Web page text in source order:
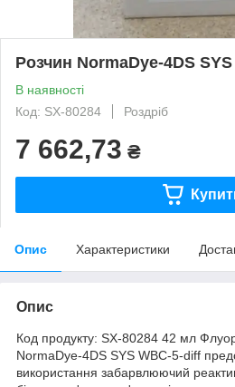
Розчин NormaDye-4DS SYS
В наявності
Код: SX-80284
Роздріб
7 662,73 ₴
Опис Характеристики
Опис
Код продукту: SX-80284 42 мл
NormaDye-4DS SYS WBC-5-diff
використання забарвлюючий